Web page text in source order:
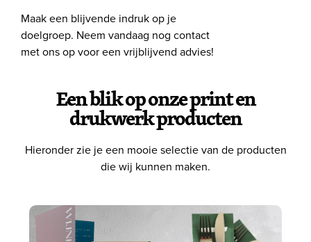
Maak een blijvende indruk op je
doelgroep. Neem vandaag nog contact
met ons op voor een vrijblijvend advies!
Een blik op onze print en
drukwerk producten
Hieronder zie je een mooie selectie van de producten
die wij kunnen maken.